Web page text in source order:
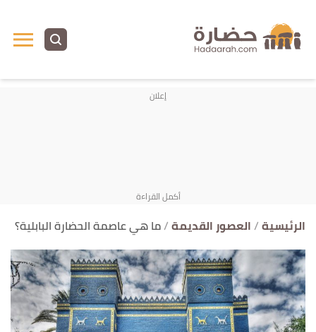
الرئيسية العصور القديمة ما هي عاصمة الحضارة البابلية؟